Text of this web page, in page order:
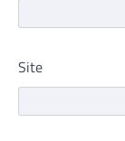
Site